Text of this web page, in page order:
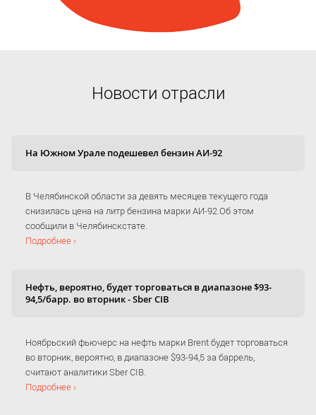
Новости отрасли
На Южном Урале подешевел бензин АИ-92
В Челябинской области за девять месяцев текущего года
снизилась цена на литр бензина марки АИ-92.Об этом
сообщили в Челябинскстате.
Подробнее ›
Нефть, вероятно, будет торговаться в диапазоне $93-
94,5/барр. во вторник - Sber CIB
Ноябрьский фьючерс на нефть марки Brent будет торговаться
во вторник, вероятно, в диапазоне $93-94,5 за баррель,
считают аналитики Sber CIB.
Подробнее ›